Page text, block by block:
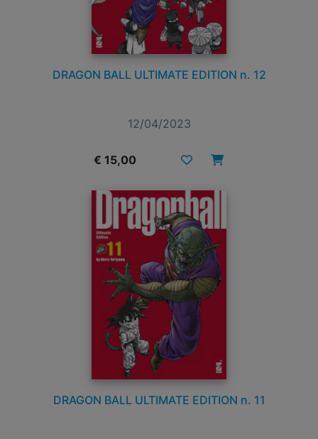
DRAGON BALL ULTIMATE EDITION n. 12
12/04/2023
€ 15,00
DRAGON BALL ULTIMATE EDITION n. 11